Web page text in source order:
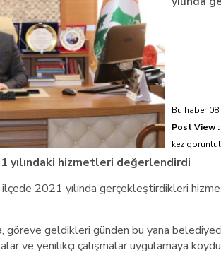
hayatını kaybetti
Bu haber
Post View :
kez
yılındaki hizmetleri değerlendirdi
2021 yılında gerçekleştirdikleri
göreve geldikleri günden bu yana
ve yenilikçi çalışmalar uygulamaya